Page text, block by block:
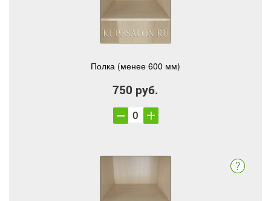
Полка (менее 600 мм)
750 руб.